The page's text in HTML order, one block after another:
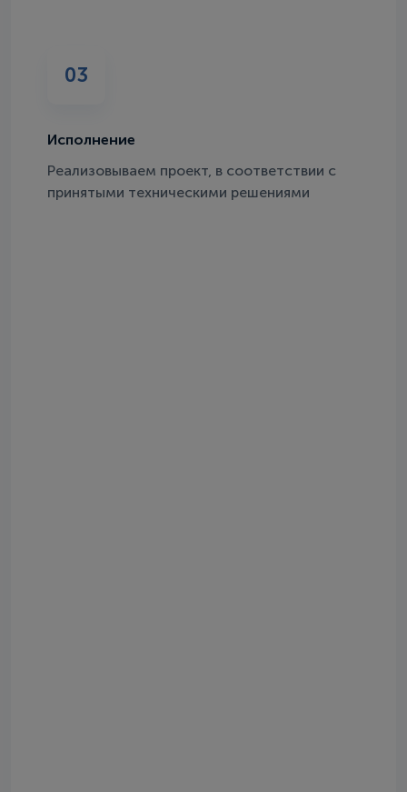
03
Исполнение
Реализовываем проект, в соответствии с
принятыми техническими решениями